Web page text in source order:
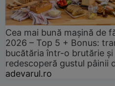
Cea mai bună mașină de
2026 – Top 5 + Bonus:
bucătăria într-o brutărie și
redescoperă gustul pâinii
adevarul.ro